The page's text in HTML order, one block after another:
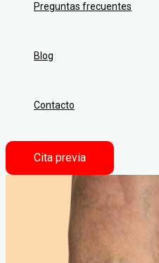
Preguntas frecuentes
Blog
Contacto
Cita previa